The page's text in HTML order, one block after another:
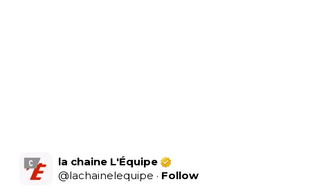
la chaine L'Équipe
@lachainelequipe · Follow